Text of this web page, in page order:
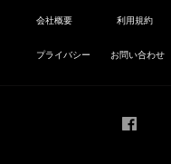
会社概要 利用規約
プライバシー お問い合わせ